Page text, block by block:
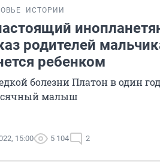
ИСТОРИИ
родителей
ребенком
болезни Платон в один
малыш
15:00 5 104 2